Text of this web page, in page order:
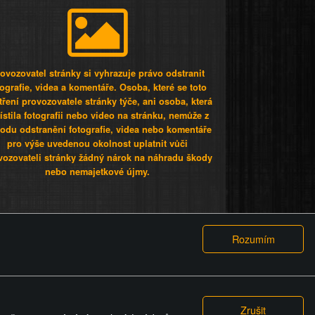
stránky si vyhrazuje právo odstranit
videa a komentáře. Osoba, které se toto
provozovatele stránky týče, ani osoba, která
fotografii nebo video na stránku, nemůže z
odstranění fotografie, videa nebo komentáře
pro výše uvedenou okolnost uplatnit vůči
stránky žádný nárok na náhradu škody
nebo nemajetkové újmy.
GDPR COOKIES